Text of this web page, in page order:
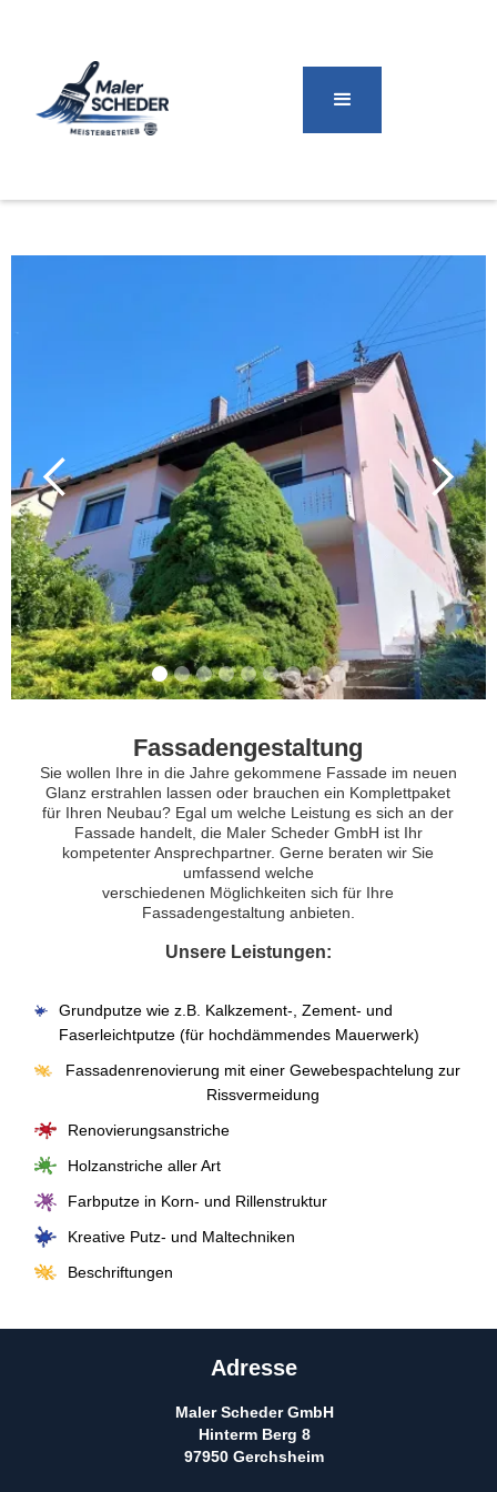
Fassadengestaltung
Sie wollen Ihre in die Jahre gekommene Fassade im neuen
Glanz erstrahlen lassen oder brauchen ein Komplettpaket
für Ihren Neubau? Egal um welche Leistung es sich an der
Fassade handelt, die Maler Scheder GmbH ist Ihr
kompetenter Ansprechpartner. Gerne beraten wir Sie
umfassend welche
verschiedenen Möglichkeiten sich für Ihre
Fassadengestaltung anbieten.
Unsere Leistungen:
Grundputze wie z.B. Kalkzement-, Zement- und
Faserleichtputze (für hochdämmendes Mauerwerk)
Fassadenrenovierung mit einer Gewebespachtelung zur
Rissvermeidung
Renovierungsanstriche
Holzanstriche aller Art
Farbputze in Korn- und Rillenstruktur
Kreative Putz- und Maltechniken
Beschriftungen
Adresse
Maler Scheder GmbH
Hinterm Berg 8
97950 Gerchsheim